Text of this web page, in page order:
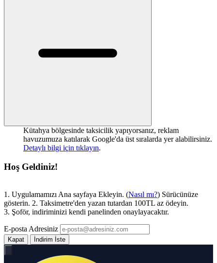
Kütahya bölgesinde taksicilik yapıyorsanız, reklam
havuzumuza katılarak Google'da üst sıralarda yer alabilirsiniz.
Detaylı bilgi için tıklayın.
Hoş Geldiniz!
1. Uygulamamızı Ana sayfaya Ekleyin. (Nasıl mı?) Sürücünüze
gösterin. 2. Taksimetre'den yazan tutardan 100TL az ödeyin.
3. Şoför, indiriminizi kendi panelinden onaylayacaktır.
E-posta Adresiniz
Kapat İndirim İste